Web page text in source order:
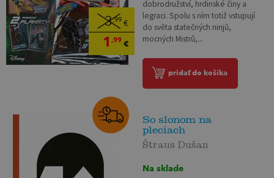
3,99 €
1 ,99 €
dobrodružství, hrdinské činy a
legraci. Spolu s ním totiž vstupují
do světa statečných ninjů,
mocných Mistrů,...
pridať do košíka
So slonom na
pleciach
Štraus Dušan
Na sklade